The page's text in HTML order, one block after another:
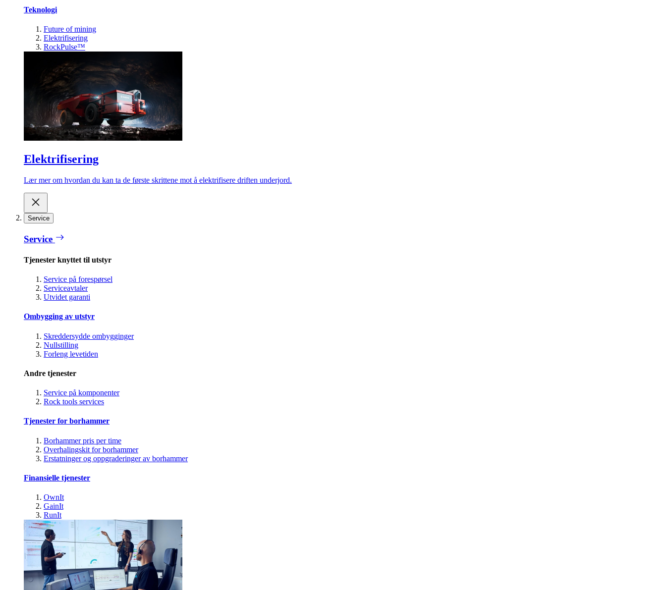
Teknologi
Future of mining
Elektrifisering
RockPulse™
Elektrifisering
Lær mer om hvordan du kan ta de første skrittene mot å elektrifisere driften underjord.
Service
Service
Tjenester knyttet til utstyr
Service på forespørsel
Serviceavtaler
Utvidet garanti
Ombygging av utstyr
Skreddersydde ombygginger
Nullstilling
Forleng levetiden
Andre tjenester
Service på komponenter
Rock tools services
Tjenester for borhammer
Borhammer pris per time
Overhalingskit for borhammer
Erstatninger og oppgraderinger av borhammer
Finansielle tjenester
OwnIt
GainIt
RunIt